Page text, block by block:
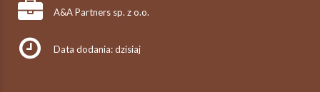
A&A Partners sp. z o.o.
Data dodania: dzisiaj